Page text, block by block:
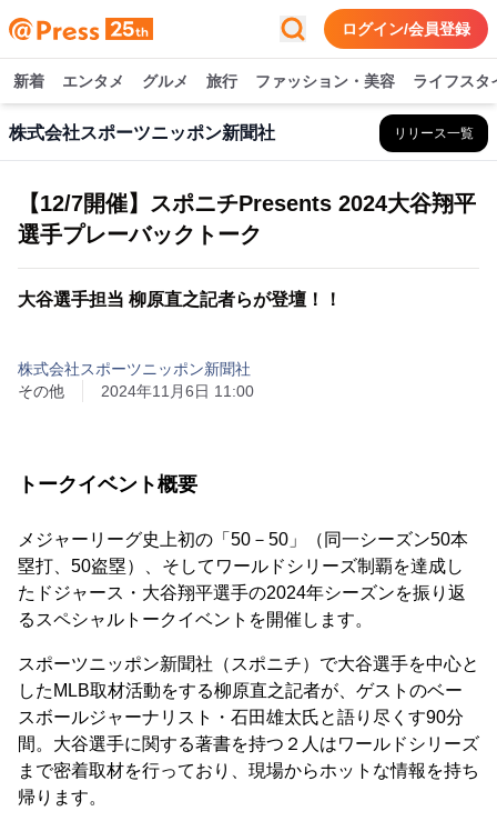
ログイン/会員登録
新着 エンタメ グルメ 旅行 ファッション・美容 ライフスタ
株式会社スポーツニッポン新聞社 リリース一覧
【12/7開催】スポニチPresents 2024大谷翔平
選手プレーバックトーク
大谷選手担当 柳原直之記者らが登壇！！
株式会社スポーツニッポン新聞社
その他
2024年11月6日 11:00
トークイベント概要
メジャーリーグ史上初の「50－50」（同一シーズン50本
塁打、50盗塁）、そしてワールドシリーズ制覇を達成し
たドジャース・大谷翔平選手の2024年シーズンを振り返
るスペシャルトークイベントを開催します。
スポーツニッポン新聞社（スポニチ）で大谷選手を中心と
したMLB取材活動をする柳原直之記者が、ゲストのベー
スボールジャーナリスト・石田雄太氏と語り尽くす90分
間。大谷選手に関する著書を持つ２人はワールドシリーズ
まで密着取材を行っており、現場からホットな情報を持ち
帰ります。